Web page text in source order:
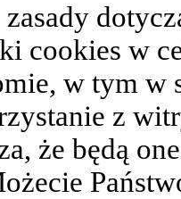
cookies w
w tym w
z
że będą